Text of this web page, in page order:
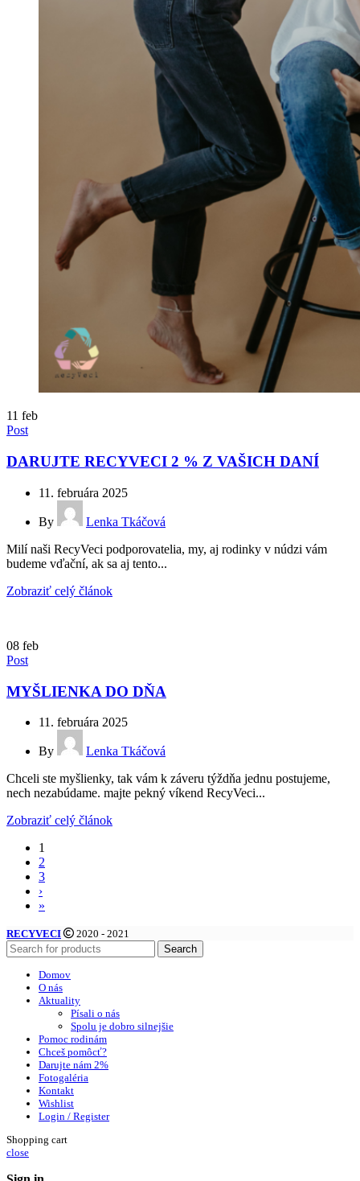
11 feb
Post
DARUJTE RECYVECI 2 % Z VAŠICH DANÍ
11. februára 2025
By
Lenka Tkáčová
Milí naši RecyVeci podporovatelia, my, aj rodinky v núdzi vám
budeme vďační, ak sa aj tento...
Zobraziť celý článok
08 feb
Post
MYŠLIENKA DO DŇA
11. februára 2025
By
Lenka Tkáčová
Chceli ste myšlienky, tak vám k záveru týždňa jednu postujeme,
nech nezabúdame. majte pekný víkend RecyVeci...
Zobraziť celý článok
1
2
3
›
»
RECYVECI
2020 - 2021
Search
Domov
O nás
Aktuality
Písali o nás
Spolu je dobro silnejšie
Pomoc rodinám
Chceš pomôcť?
Darujte nám 2%
Fotogaléria
Kontakt
Wishlist
Login / Register
Shopping cart
close